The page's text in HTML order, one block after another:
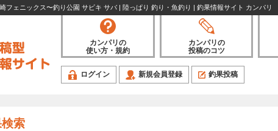
フェニックス〜釣り公園 サビキ サバ | 陸っぱり 釣り・魚釣り | 釣果情報サイト カンパリ
カンパリの
使い方・規約
カンパリの
投稿のコツ
ログイン 新規会員登録 釣果投稿
索